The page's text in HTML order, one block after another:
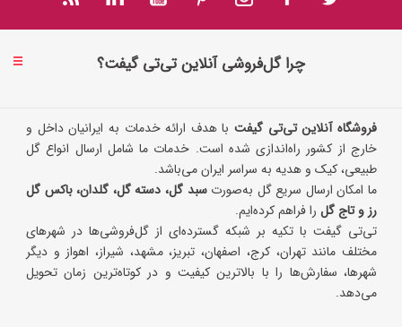
چرا گل‌فروشی آنلاین تی‌تی گیفت؟
فروشگاه آنلاین تی‌تی گیفتبا هدف ارائه خدمات به ایرانیان داخل و
خارج از کشور راه‌اندازی شده است. خدمات ما شامل ارسال انواع گل
طبیعی، کیک و هدیه به سراسر ایران می‌باشد.
ما امکان ارسال سریع گل به‌صورتسبد گل، دسته گل، گلدان، باکس گل
رز و تاج گل را فراهم کرده‌ایم.
تی‌تی گیفت با تکیه بر شبکه گسترده‌ای از گل‌فروشی‌ها در شهرهای
مختلف مانند تهران، کرج، اصفهان، تبریز، مشهد، شیراز، اهواز و دیگر
شهرها، سفارش‌ها را با بالاترین کیفیت و در کوتاه‌ترین زمان تحویل
می‌دهد.